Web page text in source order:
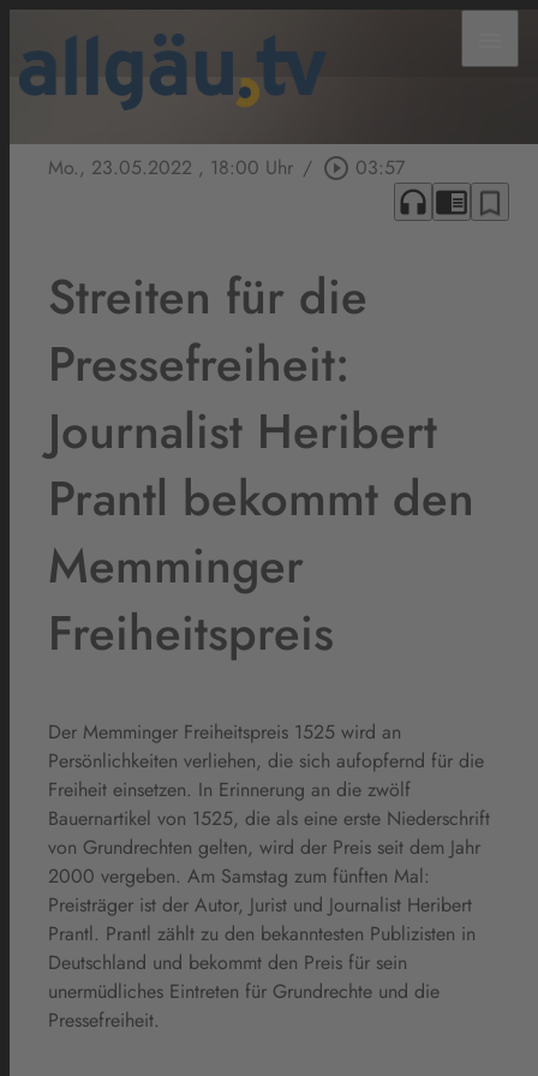
Mo., 23.05.2022 , 18:00 Uhr / play_circle_outline 03:57
headphones chrome_reader_mode bookmark_border
Streiten für die
Pressefreiheit:
Journalist Heribert
Prantl bekommt den
Memminger
Freiheitspreis
Der Memminger Freiheitspreis 1525 wird an
Persönlichkeiten verliehen, die sich aufopfernd für die
Freiheit einsetzen. In Erinnerung an die zwölf
Bauernartikel von 1525, die als eine erste Niederschrift
von Grundrechten gelten, wird der Preis seit dem Jahr
2000 vergeben. Am Samstag zum fünften Mal:
Preisträger ist der Autor, Jurist und Journalist Heribert
Prantl. Prantl zählt zu den bekanntesten Publizisten in
Deutschland und bekommt den Preis für sein
unermüdliches Eintreten für Grundrechte und die
Pressefreiheit.